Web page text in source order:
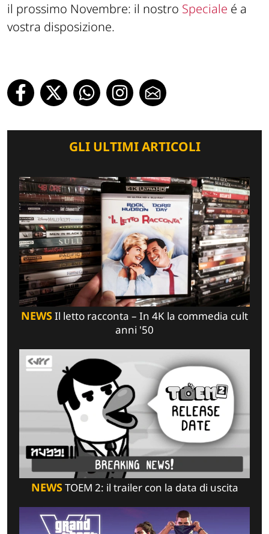
il prossimo Novembre: il nostro Speciale é a
vostra disposizione.
GLI ULTIMI ARTICOLI
NEWSIl letto racconta – In 4K la commedia cult
anni '50
NEWSTOEM 2: il trailer con la data di uscita